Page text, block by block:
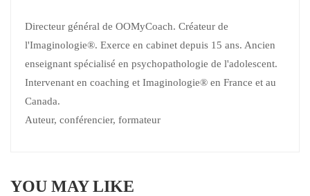
Directeur général de OOMyCoach. Créateur de
l'Imaginologie®. Exerce en cabinet depuis 15 ans. Ancien
enseignant spécialisé en psychopathologie de l'adolescent.
Intervenant en coaching et Imaginologie® en France et au
Canada.
Auteur, conférencier, formateur
YOU MAY LIKE